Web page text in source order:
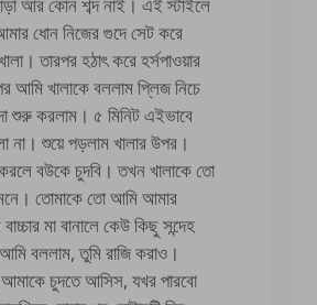
আর কোন শব্দ নাই। এই স্টাইলে
ধোন নিজের গুদে সেট করে
তারপর হঠাৎ করে হর্সপাওয়ার
আমি খালাকে বললাম প্লিজ নিচে
শুরু করলাম। ৫ মিনিট এইভাবে
না। শুয়ে পড়লাম খালার উপর।
বউকে চুদবি। তখন খালাকে তো
তোমাকে তো আমি আমার
মা বানালে কেউ কিছু সন্দেহ
বললাম, তুমি রাজি করাও।
চুদতে আসিস, যখর পারবো